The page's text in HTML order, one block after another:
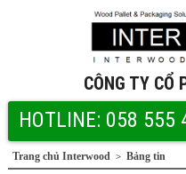
CÔNG TY CỔ
HOTLINE: 058 555
Trang chủ Interwood > Bảng tin